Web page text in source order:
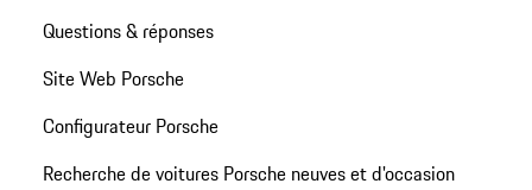
Questions & réponses
Site Web Porsche
Configurateur Porsche
Recherche de voitures Porsche neuves et d'occasion